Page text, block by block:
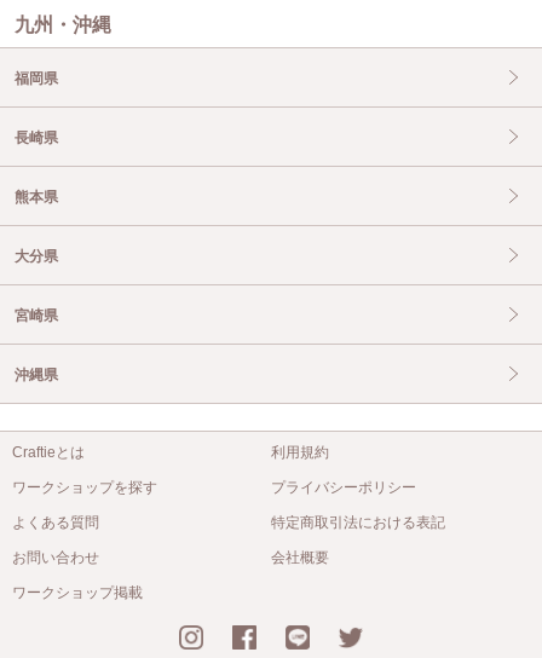
九州・沖縄
福岡県
長崎県
熊本県
大分県
宮崎県
沖縄県
Craftieとは
ワークショップを探す
よくある質問
お問い合わせ
ワークショップ掲載
利用規約
プライバシーポリシー
特定商取引法における表記
会社概要